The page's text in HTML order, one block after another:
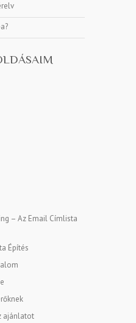
– Az Email Címlista
Építés
ajánlatot